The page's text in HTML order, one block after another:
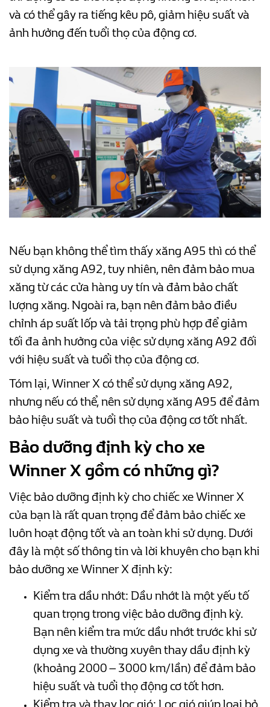
và có thể gây ra tiếng kêu pô, giảm hiệu suất và
ảnh hưởng đến tuổi thọ của động cơ.
Nếu bạn không thể tìm thấy xăng A95 thì có thể
sử dụng xăng A92, tuy nhiên, nên đảm bảo mua
xăng từ các cửa hàng uy tín và đảm bảo chất
lượng xăng. Ngoài ra, bạn nên đảm bảo điều
chỉnh áp suất lốp và tải trọng phù hợp để giảm
tối đa ảnh hưởng của việc sử dụng xăng A92 đối
với hiệu suất và tuổi thọ của động cơ.
Tóm lại, Winner X có thể sử dụng xăng A92,
nhưng nếu có thể, nên sử dụng xăng A95 để đảm
bảo hiệu suất và tuổi thọ của động cơ tốt nhất.
Bảo dưỡng định kỳ cho xe
Winner X gồm có những gì?
Việc bảo dưỡng định kỳ cho chiếc xe Winner X
của bạn là rất quan trọng để đảm bảo chiếc xe
luôn hoạt động tốt và an toàn khi sử dụng. Dưới
đây là một số thông tin và lời khuyên cho bạn khi
bảo dưỡng xe Winner X định kỳ:
Kiểm tra dầu nhớt: Dầu nhớt là một yếu tố
quan trọng trong việc bảo dưỡng định kỳ.
Bạn nên kiểm tra mức dầu nhớt trước khi sử
dụng xe và thường xuyên thay dầu định kỳ
(khoảng 2000 – 3000 km/lần) để đảm bảo
hiệu suất và tuổi thọ động cơ tốt hơn.